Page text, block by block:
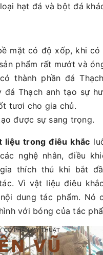
hạt đá và bột đá
mặt có độ xốp, khi có
phẩm rất mướt và
thành phần đá
đá Thạch anh tạo sự
tươi cho gia chủ.
được sự sang trọng.
liệu trong điêu khắc
nghệ nhân, điều
thích thú khi bắt
Vì vật liệu điêu
dung tác phẩm. Nó
với bóng của tác